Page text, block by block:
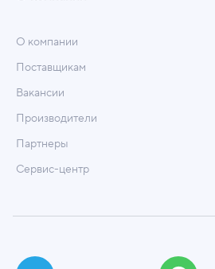
О компании
Поставщикам
Вакансии
Производители
Партнеры
Сервис-центр